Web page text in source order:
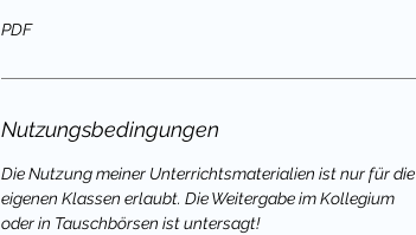
PDF
Nutzungsbedingungen
Die Nutzung meiner Unterrichtsmaterialien ist nur für die
eigenen Klassen erlaubt. Die Weitergabe im Kollegium
oder in Tauschbörsen ist untersagt!